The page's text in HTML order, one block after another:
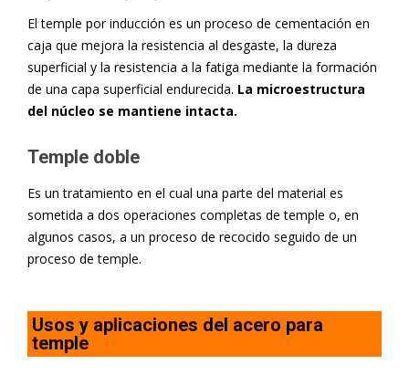
El temple por inducción es un proceso de cementación en
caja que mejora la resistencia al desgaste, la dureza
superficial y la resistencia a la fatiga mediante la formación
de una capa superficial endurecida. La microestructura
del núcleo se mantiene intacta.
Temple doble
Es un tratamiento en el cual una parte del material es
sometida a dos operaciones completas de temple o, en
algunos casos, a un proceso de recocido seguido de un
proceso de temple.
Usos y aplicaciones del acero para
temple